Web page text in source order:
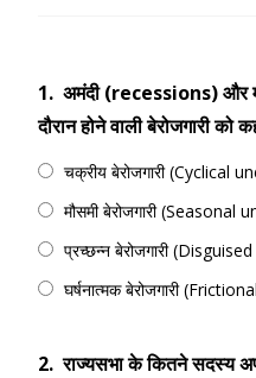
1. अमंदी (recessions) और
दौरान होने वाली बेरोजगारी को
चक्रीय बेरोजगारी (Cyclical
मौसमी बेरोजगारी
प्रच्छन्न बेरोजगारी
घर्षनात्मक बेरोजगारी
2. राज्यसभा के कितने सदस्य